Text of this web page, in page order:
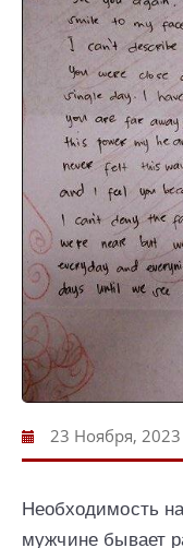
23 Ноября, 2023
Необходимость
мужчине бывает